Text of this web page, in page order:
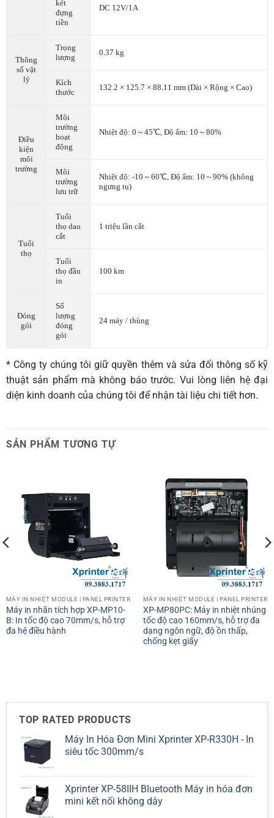
két
đựng
tiền
DC 12V/1A
Thông
số vật
lý
Trọng
lượng
0.37 kg
Kích
thước
132.2 × 125.7 × 88.11 mm (Dài × Rộng × Cao)
Điều
kiện
môi
trường
Môi
trường
hoạt
động
Nhiệt độ: 0～45℃, Độ ẩm: 10～80%
Môi
trường
lưu trữ
Nhiệt độ: -10～60℃, Độ ẩm: 10～90% (không
ngưng tụ)
Tuổi
thọ
Tuổi
thọ dao
cắt
1 triệu lần cắt
Tuổi
thọ đầu
in
100 km
Đóng
gói
Số
lượng
đóng
gói
24 máy / thùng
* Công ty chúng tôi giữ quyền thêm và sửa đổi thông số kỹ
thuật sản phẩm mà không báo trước. Vui lòng liên hệ đại
diện kinh doanh của chúng tôi để nhận tài liệu chi tiết hơn.
SẢN PHẨM TƯƠNG TỰ
MÁY IN NHIỆT MODULE | PANEL PRINTER
Máy in nhãn tích hợp XP-MP10-
B: In tốc độ cao 70mm/s, hỗ trợ
đa hệ điều hành
MÁY IN NHIỆT MODULE | PANEL PRINTER
XP-MP80PC: Máy in nhiệt nhúng
tốc độ cao 160mm/s, hỗ trợ đa
dạng ngôn ngữ, độ ồn thấp,
chống kẹt giấy
TOP RATED PRODUCTS
Máy In Hóa Đơn Mini Xprinter XP-R330H - In
siêu tốc 300mm/s
Xprinter XP-58IIH Bluetooth Máy in hóa đơn
mini kết nối không dây